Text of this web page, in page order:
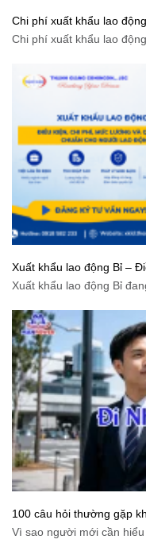
Chi phí xuất khẩu lao
Chi phí xuất khẩu lao
Xuất khẩu lao động Bỉ –
trình chuẩn cho người lao
Xuất khẩu lao động Bỉ
100 câu hỏi thường gặp
hiểu cho người mới bắt
Vì sao người mới cần